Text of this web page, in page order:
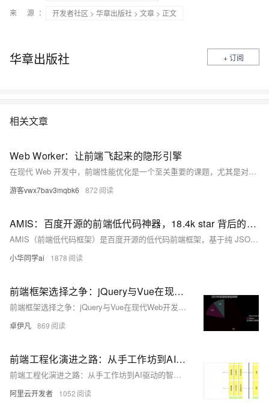
来 源：
开发者社区 > 华章出版社 > 文章 > 正文
华章出版社 + 订阅
相关文章
Web Worker：让前端飞起来的隐形引擎
在现代 Web 开发中，前端性能优化是一个至关重要的课题，尤其是对于计算密集型的应用，如图像处理、视频处理、大规模数据分析等任务。单线程的 JavaScript 引擎常常成为性能瓶颈，导致应用变得迟缓。Web Worker，作为一种强大的技术，使得前端能够在后台进行并行计算，从而实现高效的任务处理，不影响主线程的运行和用户的交互体验。
游客vwx7bav3mqbk6 872
AMIS：百度开源的前端低代码神器，18.4k star 背后的开发效率提升利器
AMIS（前端低代码框架）是百度开源的低代码前端框架，基于纯 JSON 配置即可生成完整后台页面，包括表单、表格、图表、CRUD 列表，支持可视化拖拽编辑。，星标数已达 18.4k，百度内部已沉淀超过 5 万个页面，广泛应用于审核系统、数据管理后台、模型监控等落地场景
小华同学ai 1878
前端框架选择之争：jQuery与Vue在现代Web开发中的真实地位-优雅草卓伊凡
前端框架选择之争：jQuery与Vue在现代Web开发中的真实地位-优雅草卓伊凡
卓伊凡 869
前端工程化演进之路：从手工作坊到AI驱动的智能化开发
前端工程化演进之路：从手工作坊到AI驱动的智能化开发
阿里云开发者 1052